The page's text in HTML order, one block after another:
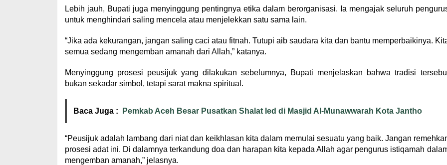
Lebih jauh, Bupati juga menyinggung pentingnya etika dalam berorganisasi. Ia mengajak seluruh
untuk menghindari saling mencela atau menjelekkan satu sama lain.
“Jika ada kekurangan, jangan saling caci atau fitnah. Tutupi aib saudara kita dan bantu memperbaikinya.
semua sedang mengemban amanah dari Allah,” katanya.
Menyinggung prosesi peusijuk yang dilakukan sebelumnya, Bupati menjelaskan bahwa tradisi
bukan sekadar simbol, tetapi sarat makna spiritual.
Baca Juga : Pemkab Aceh Besar Pusatkan Shalat Ied di Masjid Al-Munawwarah Kota Jantho
“Peusijuk adalah lambang dari niat dan keikhlasan kita dalam memulai sesuatu yang baik. Jangan
prosesi adat ini. Di dalamnya terkandung doa dan harapan kita kepada Allah agar pengurus istiqamah
mengemban amanah,” jelasnya.